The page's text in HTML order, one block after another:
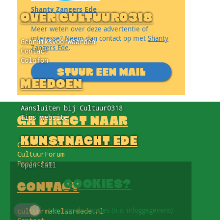
OVER CULTUUR0318
Gebruiksvoorwaarden
Contact
Colofon
MEEDOEN
Aansluiten bij Cultuur0318
Tips website
KUNSTNACHT EDE
Open Call
Shanty Zangers Ede
Meer weten over deze advertentie of
interesse? Neem dan contact op met Shanty
Zangers Ede.
STUUR EEN MAIL
GA DIRECT NAAR
Cultuurmakelaar
CultuurForum
Projecten
CONTACT
cultuurmakelaar@ede.nl
COOKIES?
Functionele cookies (o.a. inloggegevens)